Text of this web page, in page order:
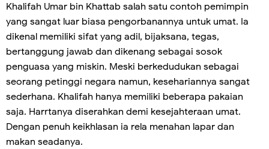
Khalifah Umar bin Khattab salah satu contoh pemimpin
yang sangat luar biasa pengorbanannya untuk umat. Ia
dikenal memiliki sifat yang adil, bijaksana, tegas,
bertanggung jawab dan dikenang sebagai sosok
penguasa yang miskin. Meski berkedudukan sebagai
seorang petinggi negara namun, kesehariannya sangat
sederhana. Khalifah hanya memiliki beberapa pakaian
saja. Harrtanya diserahkan demi kesejahteraan umat.
Dengan penuh keikhlasan ia rela menahan lapar dan
makan seadanya.